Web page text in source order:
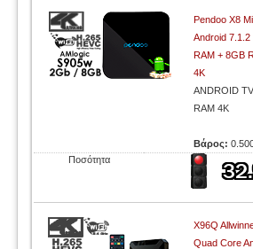
Pendoo X8
Android
RAM + 8GB
4K
ANDROID
RAM 4K
Βάρος:
Ποσότητα
X96Q
Quad Core